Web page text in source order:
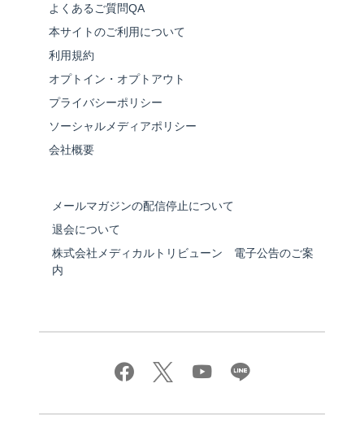
よくあるご質問QA
本サイトのご利用について
利用規約
オプトイン・オプトアウト
プライバシーポリシー
ソーシャルメディアポリシー
会社概要
メールマガジンの配信停止について
退会について
株式会社メディカルトリビューン 電子公告のご案
内